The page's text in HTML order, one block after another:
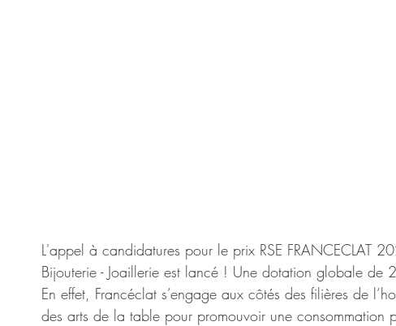
L'appel à candidatures pour le prix RSE FRANCECLAT
Bijouterie - Joaillerie est lancé ! Une dotation globale
En effet, Francéclat s’engage aux côtés des filières de
des arts de la table pour promouvoir une consommation